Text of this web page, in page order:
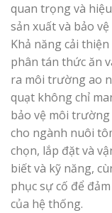
quan trọng và
sản xuất và bảo
Khả năng cải
phân tán thức ăn
ra môi trường ao
quạt không chỉ
bảo vệ môi
cho ngành nuôi
chọn, lắp đặt và
biết và kỹ năng,
phục sự cố để
của hệ thống.